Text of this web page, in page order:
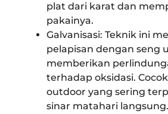
plat dari karat dan
pakainya.
Galvanisasi: Teknik ini
pelapisan dengan seng
memberikan
terhadap oksidasi.
outdoor yang sering
sinar matahari langsung.